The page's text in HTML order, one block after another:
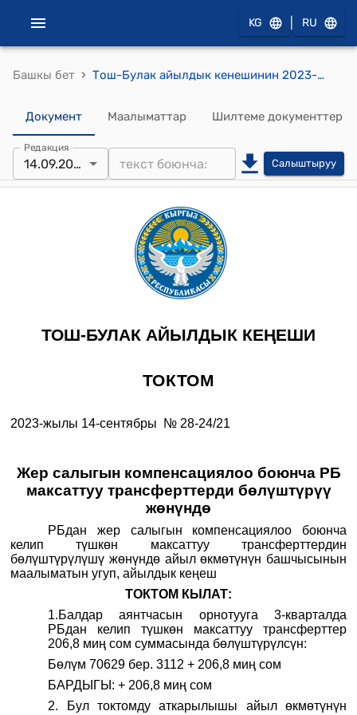
KG RU
Башкы бет › Тош-Булак айылдык кенешинин 2023-жылы 14-сентябры № 28-24/21 "Жер салыгын компенсациялоо боюнча РБ максаттуу трансферттерди бөлүштүрүү жөнүндө" токтому
Документ Маалыматтар Шилтеме документтер
Редакция
14.09.2023 Салыштыруу